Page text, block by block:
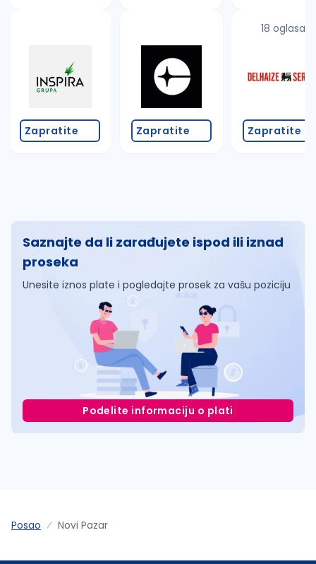
Zapratite Zapratite
18 oglasa
Zapratite
Saznajte da li zarađujete ispod ili iznad
proseka
Unesite iznos plate i pogledajte prosek za vašu poziciju
Podelite informaciju o plati
Posao Novi Pazar